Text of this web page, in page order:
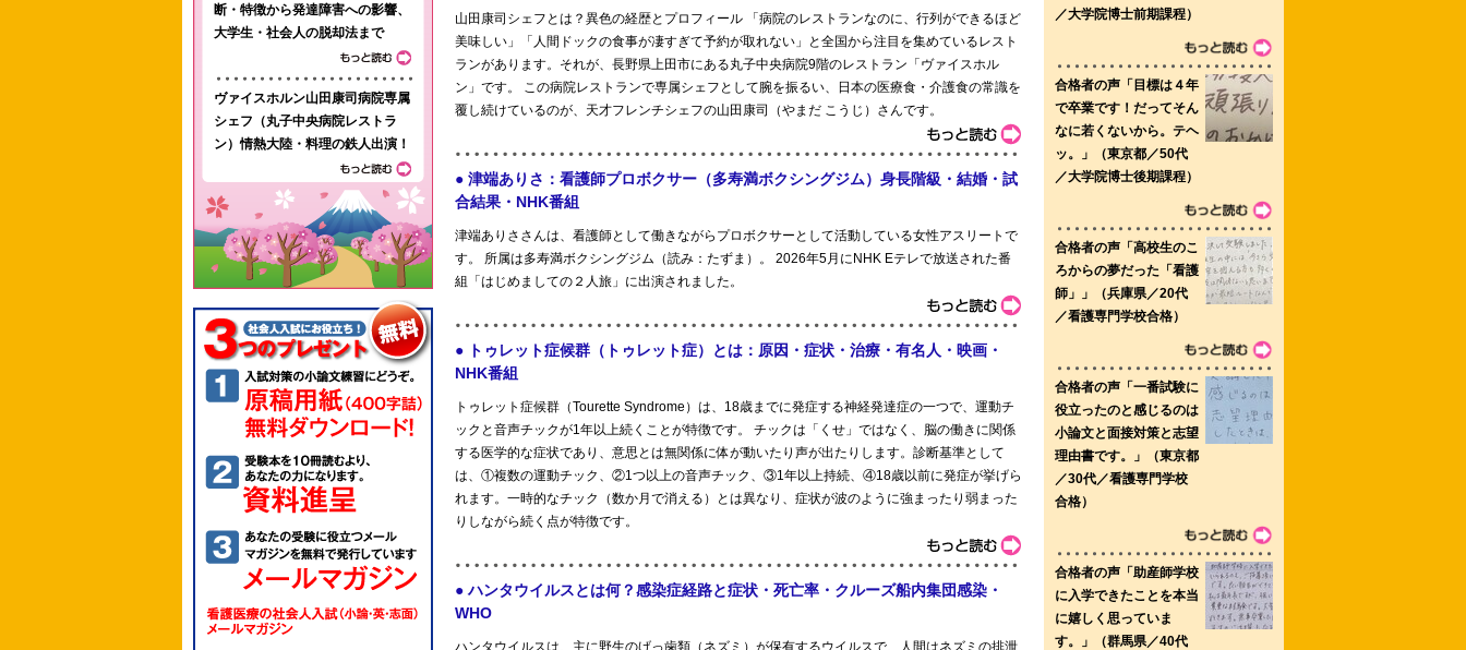
断・特徴から発達障害への影響、
大学生・社会人の脱却法まで
ヴァイスホルン山田康司病院専属
シェフ（丸子中央病院レストラ
ン）情熱大陸・料理の鉄人出演！